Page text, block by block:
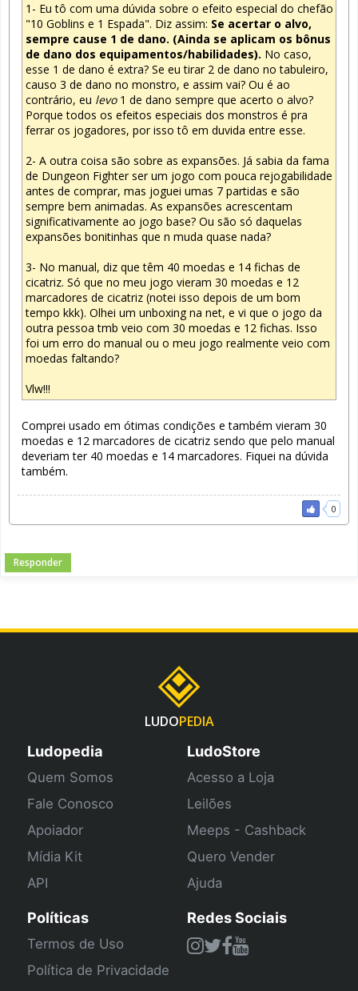
1- Eu tô com uma dúvida sobre o efeito especial do chefão
"10 Goblins e 1 Espada". Diz assim: Se acertar o alvo,
sempre cause 1 de dano. (Ainda se aplicam os bônus
de dano dos equipamentos/habilidades). No caso,
esse 1 de dano é extra? Se eu tirar 2 de dano no tabuleiro,
causo 3 de dano no monstro, e assim vai? Ou é ao
contrário, eu levo 1 de dano sempre que acerto o alvo?
Porque todos os efeitos especiais dos monstros é pra
ferrar os jogadores, por isso tô em duvida entre esse.
2- A outra coisa são sobre as expansões. Já sabia da fama
de Dungeon Fighter ser um jogo com pouca rejogabilidade
antes de comprar, mas joguei umas 7 partidas e são
sempre bem animadas. As expansões acrescentam
significativamente ao jogo base? Ou são só daquelas
expansões bonitinhas que n muda quase nada?
3- No manual, diz que têm 40 moedas e 14 fichas de
cicatriz. Só que no meu jogo vieram 30 moedas e 12
marcadores de cicatriz (notei isso depois de um bom
tempo kkk). Olhei um unboxing na net, e vi que o jogo da
outra pessoa tmb veio com 30 moedas e 12 fichas. Isso
foi um erro do manual ou o meu jogo realmente veio com
moedas faltando?
Vlw!!!
Comprei usado em ótimas condições e também vieram 30
moedas e 12 marcadores de cicatriz sendo que pelo manual
deveriam ter 40 moedas e 14 marcadores. Fiquei na dúvida
também.
0
Responder
LUDOPEDIA
Ludopedia
Quem Somos
Fale Conosco
Apoiador
Mídia Kit
API
LudoStore
Acesso a Loja
Leilões
Meeps - Cashback
Quero Vender
Ajuda
Políticas
Termos de Uso
Política de Privacidade
Redes Sociais